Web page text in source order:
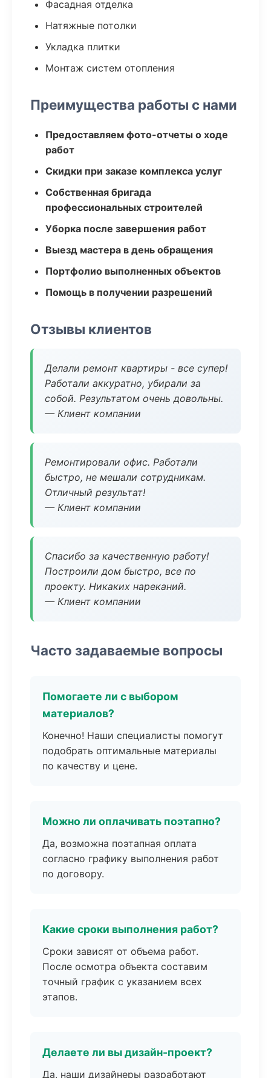
Фасадная отделка
Натяжные потолки
Укладка плитки
Монтаж систем отопления
Преимущества работы с нами
Предоставляем фото-отчеты о ходе
работ
Скидки при заказе комплекса услуг
Собственная бригада
профессиональных строителей
Уборка после завершения работ
Выезд мастера в день обращения
Портфолио выполненных объектов
Помощь в получении разрешений
Отзывы клиентов
Делали ремонт квартиры - все супер!
Работали аккуратно, убирали за
собой. Результатом очень довольны.
— Клиент компании
Ремонтировали офис. Работали
быстро, не мешали сотрудникам.
Отличный результат!
— Клиент компании
Спасибо за качественную работу!
Построили дом быстро, все по
проекту. Никаких нареканий.
— Клиент компании
Часто задаваемые вопросы
Помогаете ли с выбором
материалов?
Конечно! Наши специалисты помогут
подобрать оптимальные материалы
по качеству и цене.
Можно ли оплачивать поэтапно?
Да, возможна поэтапная оплата
согласно графику выполнения работ
по договору.
Какие сроки выполнения работ?
Сроки зависят от объема работ.
После осмотра объекта составим
точный график с указанием всех
этапов.
Делаете ли вы дизайн-проект?
Да, наши дизайнеры разработают